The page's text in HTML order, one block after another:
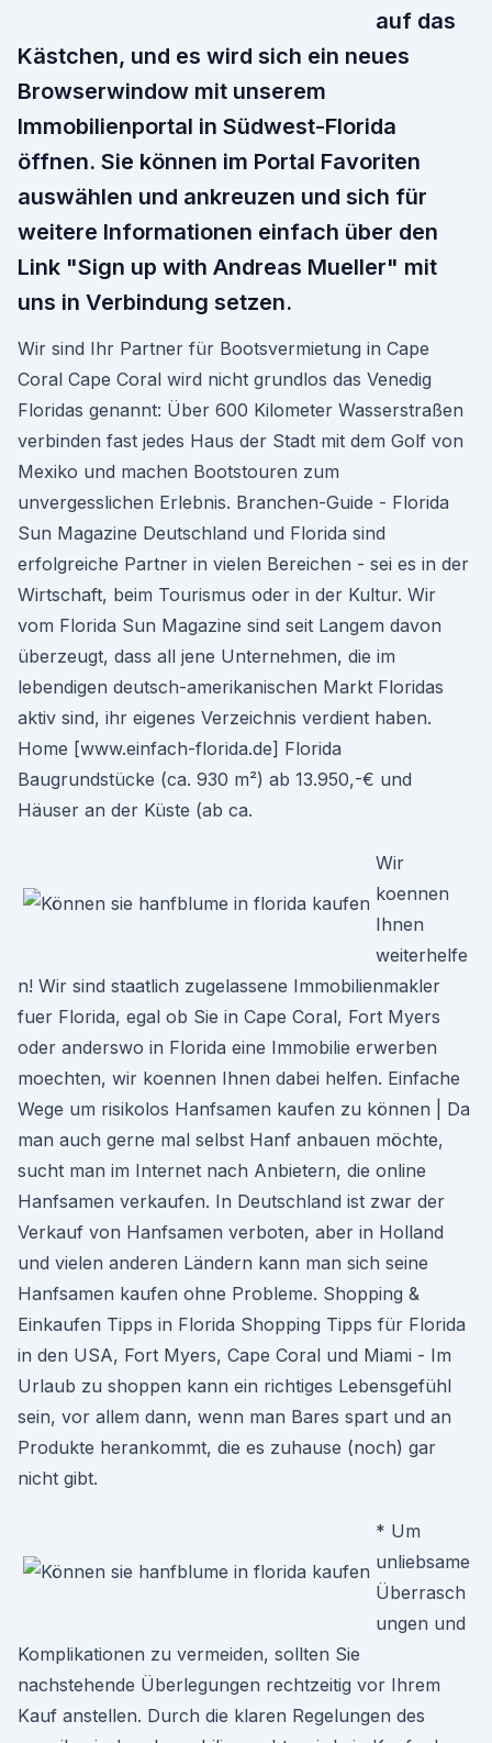
auf das
Kästchen, und es wird sich ein neues
Browserwindow mit unserem
Immobilienportal in Südwest-Florida
öffnen. Sie können im Portal Favoriten
auswählen und ankreuzen und sich für
weitere Informationen einfach über den
Link "Sign up with Andreas Mueller" mit
uns in Verbindung setzen.
Wir sind Ihr Partner für Bootsvermietung in Cape
Coral Cape Coral wird nicht grundlos das Venedig
Floridas genannt: Über 600 Kilometer Wasserstraßen
verbinden fast jedes Haus der Stadt mit dem Golf von
Mexiko und machen Bootstouren zum
unvergesslichen Erlebnis. Branchen-Guide - Florida
Sun Magazine Deutschland und Florida sind
erfolgreiche Partner in vielen Bereichen - sei es in der
Wirtschaft, beim Tourismus oder in der Kultur. Wir
vom Florida Sun Magazine sind seit Langem davon
überzeugt, dass all jene Unternehmen, die im
lebendigen deutsch-amerikanischen Markt Floridas
aktiv sind, ihr eigenes Verzeichnis verdient haben.
Home [www.einfach-florida.de] Florida
Baugrundstücke (ca. 930 m²) ab 13.950,-€ und
Häuser an der Küste (ab ca.
Wir
koennen
Ihnen
weiterhelfe
n! Wir sind staatlich zugelassene Immobilienmakler
fuer Florida, egal ob Sie in Cape Coral, Fort Myers
oder anderswo in Florida eine Immobilie erwerben
moechten, wir koennen Ihnen dabei helfen. Einfache
Wege um risikolos Hanfsamen kaufen zu können | Da
man auch gerne mal selbst Hanf anbauen möchte,
sucht man im Internet nach Anbietern, die online
Hanfsamen verkaufen. In Deutschland ist zwar der
Verkauf von Hanfsamen verboten, aber in Holland
und vielen anderen Ländern kann man sich seine
Hanfsamen kaufen ohne Probleme. Shopping &
Einkaufen Tipps in Florida Shopping Tipps für Florida
in den USA, Fort Myers, Cape Coral und Miami - Im
Urlaub zu shoppen kann ein richtiges Lebensgefühl
sein, vor allem dann, wenn man Bares spart und an
Produkte herankommt, die es zuhause (noch) gar
nicht gibt.
* Um
unliebsame
Überrasch
ungen und
Komplikationen zu vermeiden, sollten Sie
nachstehende Überlegungen rechtzeitig vor Ihrem
Kauf anstellen. Durch die klaren Regelungen des